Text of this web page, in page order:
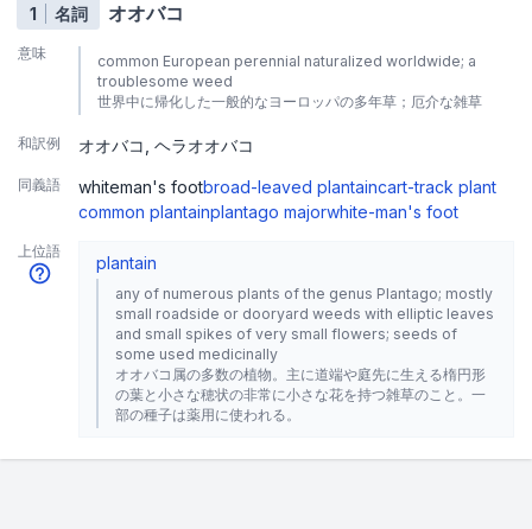
1 名詞 オオバコ
意味
common European perennial naturalized worldwide; a
troublesome weed
世界中に帰化した一般的なヨーロッパの多年草；厄介な雑草
和訳例 オオバコ ヘラオオバコ
同義語 whiteman's footbroad-leaved plantaincart-track plant
common plantainplantago majorwhite-man's foot
上位語
plantain
any of numerous plants of the genus Plantago; mostly
small roadside or dooryard weeds with elliptic leaves
and small spikes of very small flowers; seeds of
some used medicinally
オオバコ属の多数の植物。主に道端や庭先に生える楕円形
の葉と小さな穂状の非常に小さな花を持つ雑草のこと。一
部の種子は薬用に使われる。